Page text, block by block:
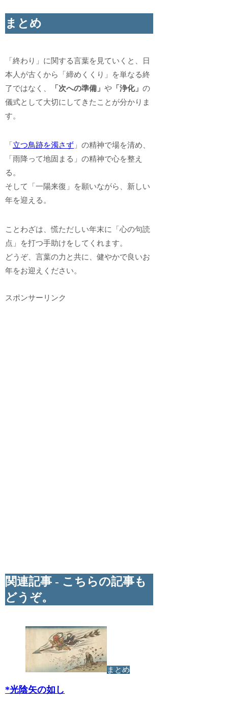
まとめ
「終わり」に関する言葉を見ていくと、日
本人が古くから「締めくくり」を単なる終
了ではなく、
「次への準備」や 「浄化」の
儀式として大切にしてきたことが分かりま
す。
「 立つ鳥跡を濁さず 」の精神で場を清め、
「雨降って地固まる」の精神で心を整え
る。
そして「一陽来復」を願いながら、新しい
年を迎える。
ことわざは、慌ただしい年末に「心の句読
点」を打つ手助けをしてくれます。
どうぞ、言葉の力と共に、健やかで良いお
年をお迎えください。
スポンサーリンク
関連記事 - こちらの記事も
どうぞ。
まとめ
*光陰矢の如し